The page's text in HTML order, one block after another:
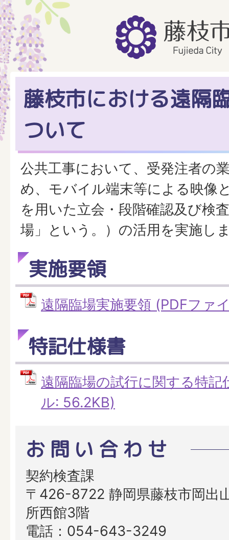
藤枝市における遠隔
ついて
公共工事において、受発注者の
め、モバイル端末等による映像
を用いた立会・段階確認及び検
場」という。）の活用を実施し
実施要領
遠隔臨場実施要領 (PDFファ
特記仕様書
遠隔臨場の試行に関する特記
ル: 56.2KB)
お問い合わせ
契約検査課
〒426-8722 静岡県藤枝市岡出
所西館3階
電話：054-643-3249